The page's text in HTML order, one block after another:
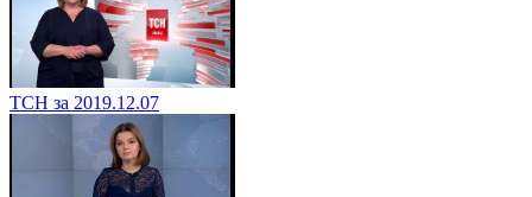
ТСН за 2019.12.07